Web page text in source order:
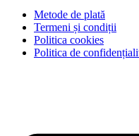
Metode de plată
Termeni și condiții
Politica cookies
Politica de